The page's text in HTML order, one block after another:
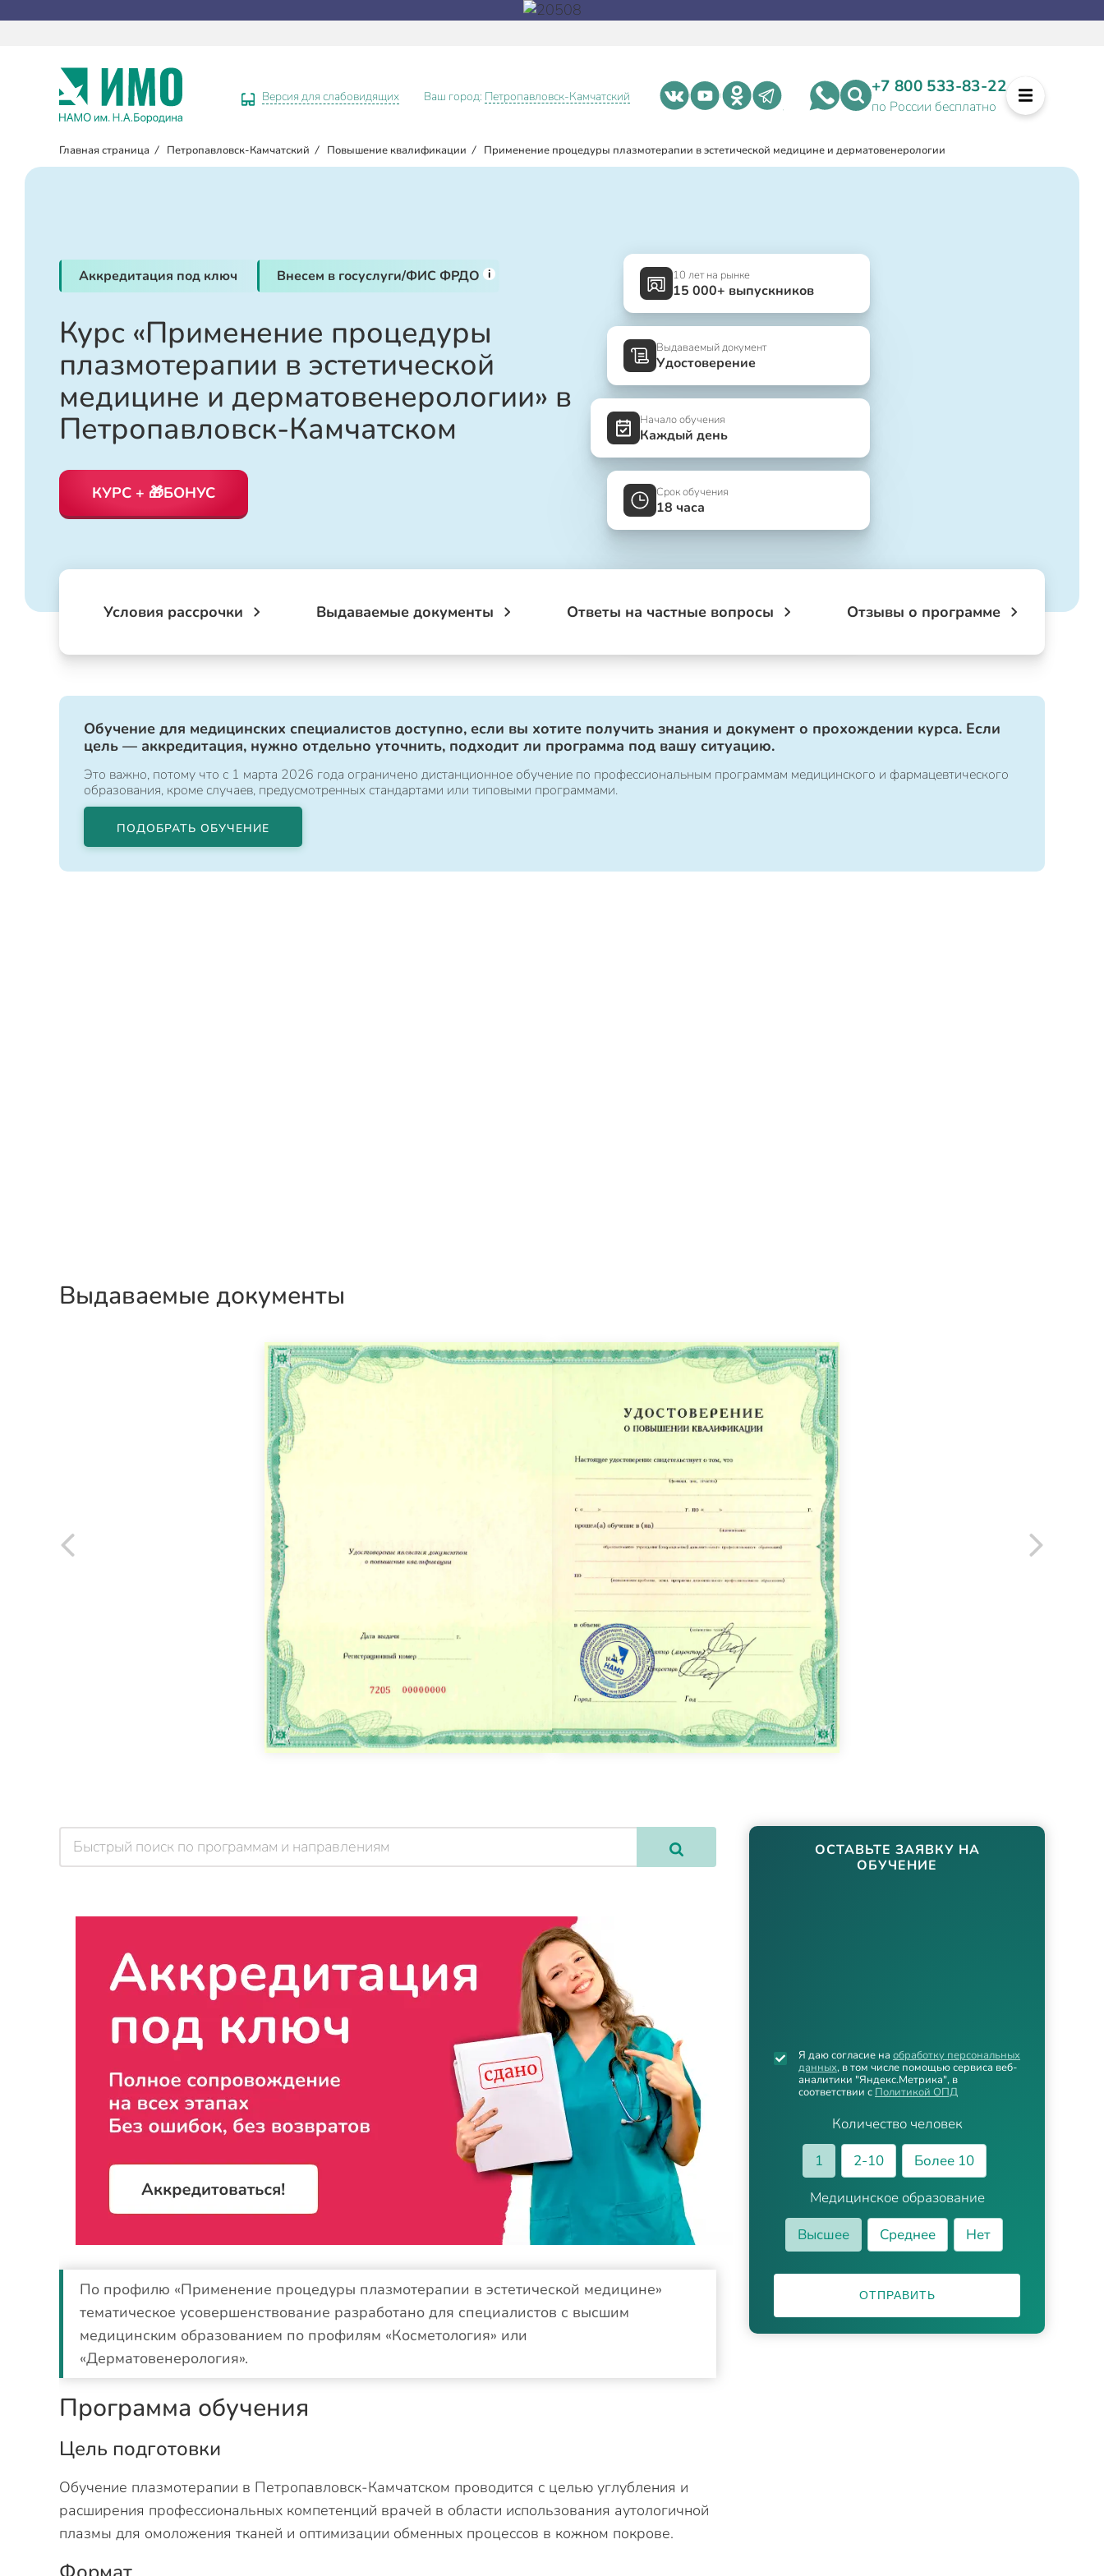
Версия для слабовидящих Ваш город: Петропавловск-Камчатский +7 800 533-83-22
по России бесплатно
Главная страница / Петропавловск-Камчатский / Повышение квалификации / Применение процедуры плазмотерапии в эстетической медицине и дерматовенерологии
Аккредитация под ключ Внесем в госуслуги/ФИС ФРДО i
Курс «Применение процедуры
плазмотерапии в эстетической
медицине и дерматовенерологии» в
Петропавловск-Камчатском
КУРС + 🎁БОНУС
10 лет на рынке
15 000+ выпускников
Выдаваемый документ
Удостоверение
Начало обучения
Каждый день
Срок обучения
18 часа
Условия рассрочки Выдаваемые документы Ответы на частные вопросы Отзывы о программе
Обучение для медицинских специалистов доступно, если вы хотите получить знания и документ о прохождении курса. Если
цель — аккредитация, нужно отдельно уточнить, подходит ли программа под вашу ситуацию.
Это важно, потому что с 1 марта 2026 года ограничено дистанционное обучение по профессиональным программам медицинского и фармацевтического
образования, кроме случаев, предусмотренных стандартами или типовыми программами.
ПОДОБРАТЬ ОБУЧЕНИЕ
Выдаваемые документы
ОСТАВЬТЕ ЗАЯВКУ НА
ОБУЧЕНИЕ
Количество человек
1
2-10
Более 10
Медицинское образование
Высшее
Среднее Нет
Я даю согласие на обработку персональных
данных, в том числе помощью сервиса веб-
аналитики "Яндекс.Метрика", в
соответствии с Политикой ОПД
ОТПРАВИТЬ
По профилю «Применение процедуры плазмотерапии в эстетической медицине»
тематическое усовершенствование разработано для специалистов с высшим
медицинским образованием по профилям «Косметология» или
«Дерматовенерология».
Программа обучения
Цель подготовки
Обучение плазмотерапии в Петропавловск-Камчатском проводится с целью углубления и
расширения профессиональных компетенций врачей в области использования аутологичной
плазмы для омоложения тканей и оптимизации обменных процессов в кожном покрове.